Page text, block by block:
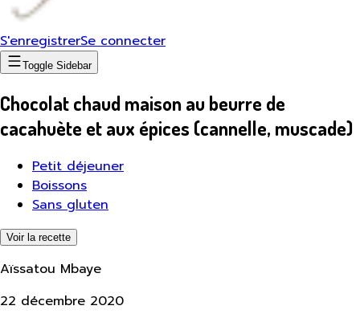
S'enregistrerSe connecter
Toggle Sidebar
Chocolat chaud maison au beurre de
cacahuète et aux épices (cannelle, muscade)
Petit déjeuner
Boissons
Sans gluten
Voir la recette
Aïssatou Mbaye
22 décembre 2020